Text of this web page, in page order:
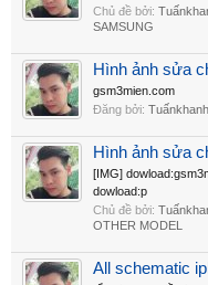
Chủ đề bởi:
SAMSUNG
Hình ảnh sửa
gsm3mien.com
Đăng bởi:
Hình ảnh sửa
[IMG]
dowload:p
Chủ đề bởi:
OTHER MODEL
All schematic